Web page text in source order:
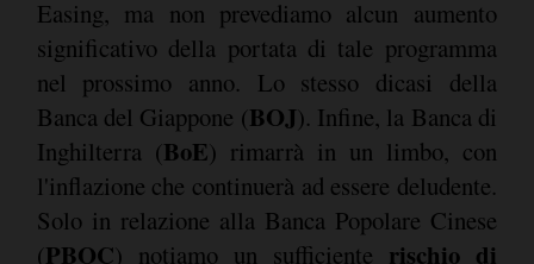
Easing, ma non prevediamo alcun aumento
significativo della portata di tale programma
nel prossimo anno. Lo stesso dicasi della
Banca del Giappone (BOJ). Infine, la Banca di
Inghilterra (BoE) rimarrà in un limbo, con
l'inflazione che continuerà ad essere deludente.
Solo in relazione alla Banca Popolare Cinese
(PBOC) notiamo un sufficiente rischio di